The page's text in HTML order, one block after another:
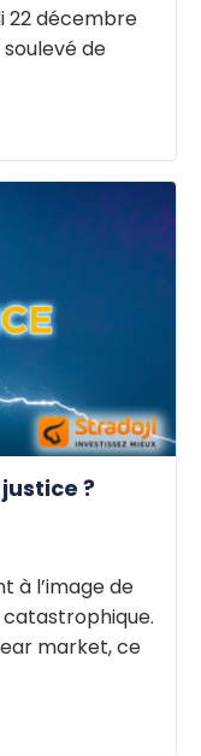
22 décembre
de
?
à l’image de
catastrophique.
market, ce